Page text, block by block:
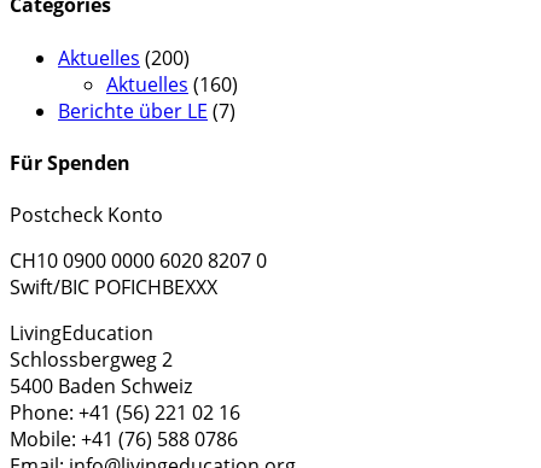
Categories
Aktuelles (200)
Aktuelles (160)
Berichte über LE (7)
Für Spenden
Postcheck Konto
CH10 0900 0000 6020 8207 0
Swift/BIC POFICHBEXXX
LivingEducation
Schlossbergweg 2
5400 Baden Schweiz
Phone: +41 (56) 221 02 16
Mobile: +41 (76) 588 0786